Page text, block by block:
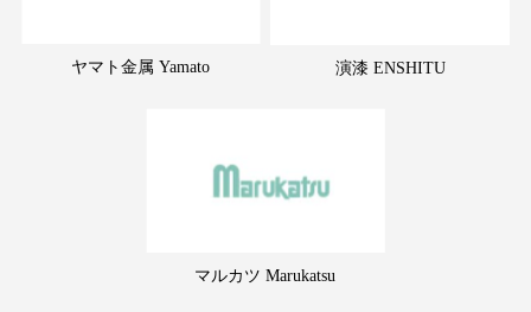
ヤマト金属 Yamato 演漆 ENSHITU
マルカツ Marukatsu